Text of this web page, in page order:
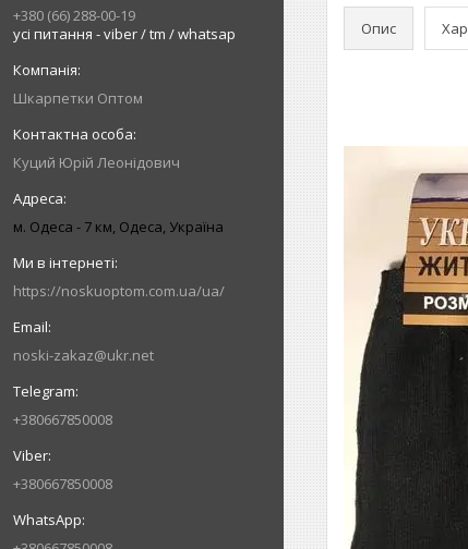
+380 (66) 288-00-19
усі питання - viber / tm / whatsap
Шкарпетки Оптом
Куций Юрій Леонідович
м. Одеса - 7 км, Одеса, Україна
https://noskuoptom.com.ua/ua/
noski-zakaz@ukr.net
+380667850008
+380667850008
Опис